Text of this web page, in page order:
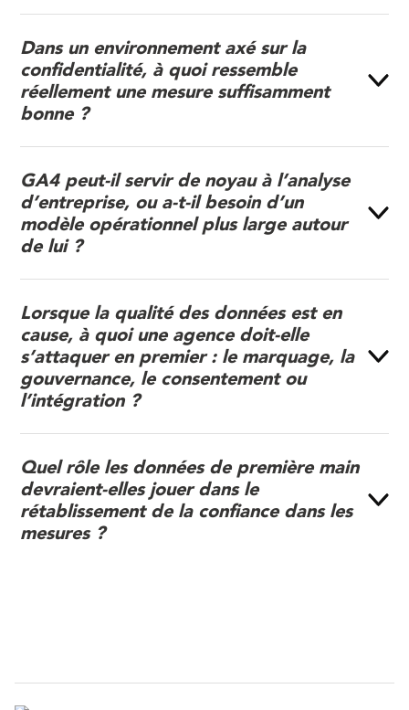
Dans un environnement axé sur la
confidentialité, à quoi ressemble
réellement une mesure suffisamment
bonne ?
GA4 peut-il servir de noyau à l’analyse
d’entreprise, ou a-t-il besoin d’un
modèle opérationnel plus large autour
de lui ?
Lorsque la qualité des données est en
cause, à quoi une agence doit-elle
s’attaquer en premier : le marquage, la
gouvernance, le consentement ou
l’intégration ?
Quel rôle les données de première main
devraient-elles jouer dans le
rétablissement de la confiance dans les
mesures ?